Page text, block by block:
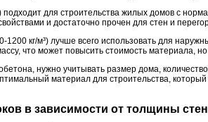
подходит для строительства жилых домов с
и достаточно прочен для стен и
1200 кг/м³) лучше всего использовать для
что может повысить стоимость материала, но
нужно учитывать размер дома,
материал для строительства,
в зависимости от толщины стен